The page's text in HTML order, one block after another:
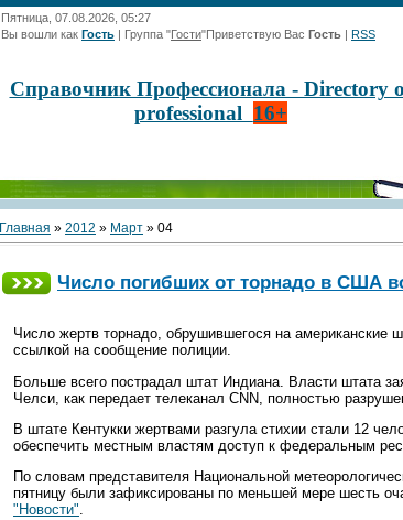
Пятница, 07.08.2026, 05:27
Вы вошли как Гость | Группа "Гости"Приветствую Вас Гость | RSS
Справочник Профессионала - Directory
professional 16+
Главная » 2012 » Март » 04
Число погибших от торнадо в США
Число жертв торнадо, обрушившегося на американские
ссылкой на сообщение полиции.
Больше всего пострадал штат Индиана. Власти штата
Челси, как передает телеканал CNN, полностью
В штате Кентукки жертвами разгула стихии стали 12
обеспечить местным властям доступ к федеральным
По словам представителя Национальной
пятницу были зафиксированы по меньшей мере шесть
"Новости".